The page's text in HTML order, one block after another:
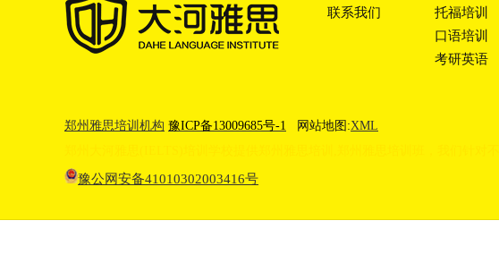
联系我们
托福培训
口语培训
考研英语
郑州雅思培训机构 豫ICP备13009685号-1 网站地图:XML
豫公网安备41010302003416号